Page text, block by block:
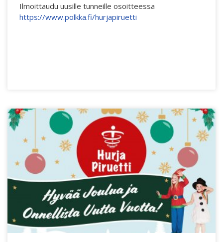
Sharing the same roots 2019
We move as we dance
ABC'd?
Säännöt
Lataa video täältä
Teams
Supervisors
Ilmoittaudu uusille tunneille osoitteessa
https://www.polkka.fi/hurjapiruetti